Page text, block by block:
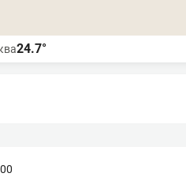
24.7°